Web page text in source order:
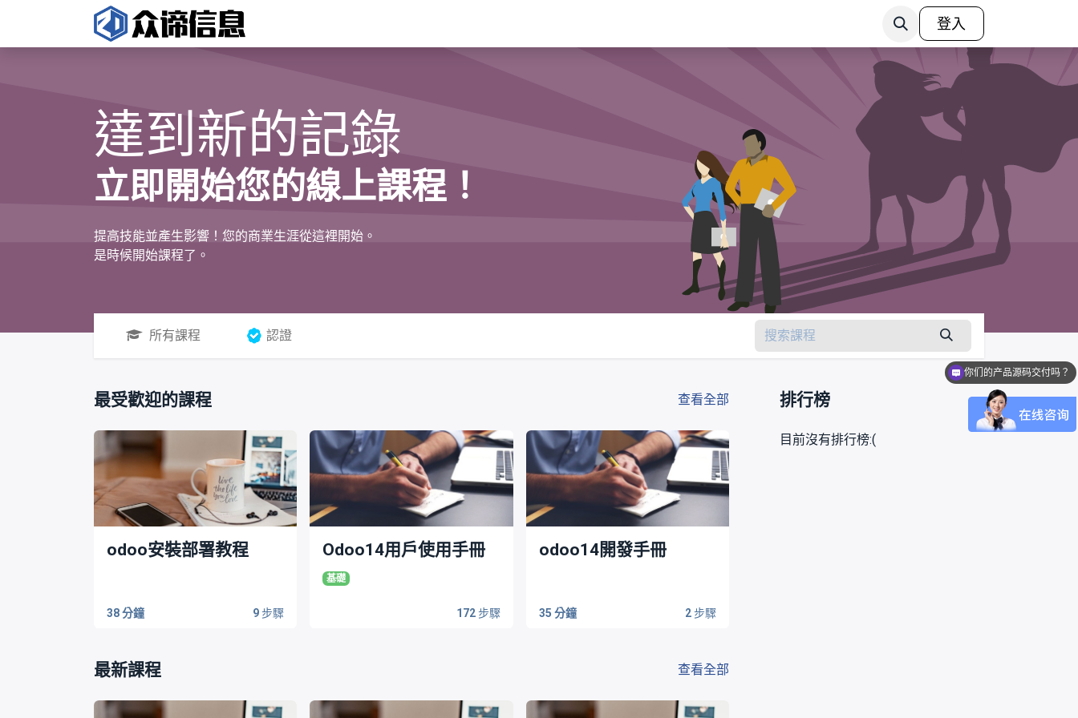
登入
達到新的記錄
立即開始您的線上課程！
提高技能並產生影響！您的商業生涯從這裡開始。
是時候開始課程了。
所有課程 認證
排行榜
目前沒有排行榜:(
查看全部
最受歡迎的課程
odoo安裝部署教程
38 分鐘 9步驟
Odoo14用戶使用手冊
基礎
172步驟
odoo14開發手冊
35 分鐘 2步驟
查看全部
最新課程
你们的产品源码交付吗？